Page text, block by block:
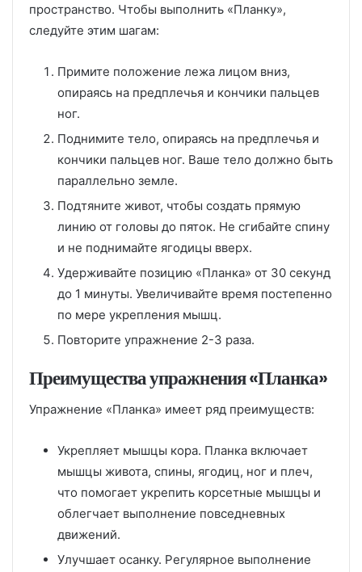
пространство. Чтобы выполнить «Планку»,
следуйте этим шагам:
Примите положение лежа лицом вниз,
опираясь на предплечья и кончики пальцев
ног.
Поднимите тело, опираясь на предплечья и
кончики пальцев ног. Ваше тело должно быть
параллельно земле.
Подтяните живот, чтобы создать прямую
линию от головы до пяток. Не сгибайте спину
и не поднимайте ягодицы вверх.
Удерживайте позицию «Планка» от 30 секунд
до 1 минуты. Увеличивайте время постепенно
по мере укрепления мышц.
Повторите упражнение 2-3 раза.
Преимущества упражнения «Планка»
Упражнение «Планка» имеет ряд преимуществ:
Укрепляет мышцы кора. Планка включает
мышцы живота, спины, ягодиц, ног и плеч,
что помогает укрепить корсетные мышцы и
облегчает выполнение повседневных
движений.
Улучшает осанку. Регулярное выполнение